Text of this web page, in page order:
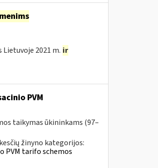
Lietuvoje 2021 m. ir
PVM
taikymas ūkininkams (97–
žinyno kategorijos:
PVM tarifo schemos